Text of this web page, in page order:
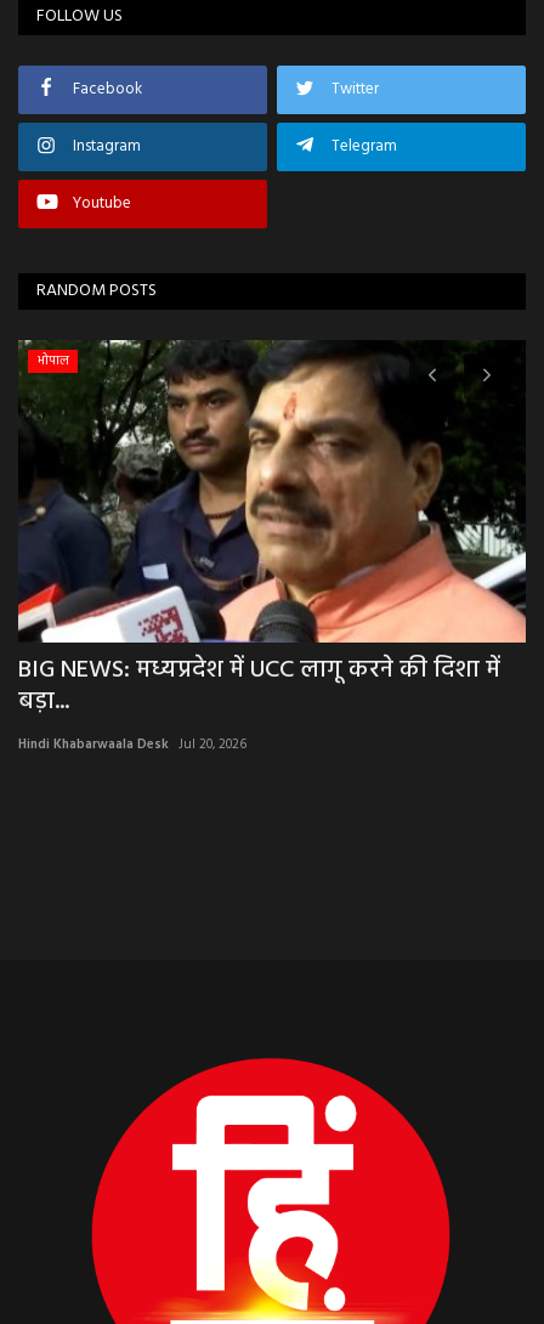
FOLLOW US
Facebook Twitter
Instagram Telegram
Youtube
RANDOM POSTS
भोपाल
BIG NEWS: मध्यप्रदेश में UCC लागू करने की दिशा में
बड़ा...
Hindi Khabarwaala Desk Jul 20, 2026